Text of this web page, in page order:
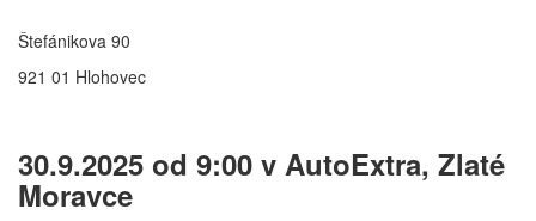
Štefánikova 90
921 01 Hlohovec
30.9.2025 od 9:00 v AutoExtra, Zlaté
Moravce